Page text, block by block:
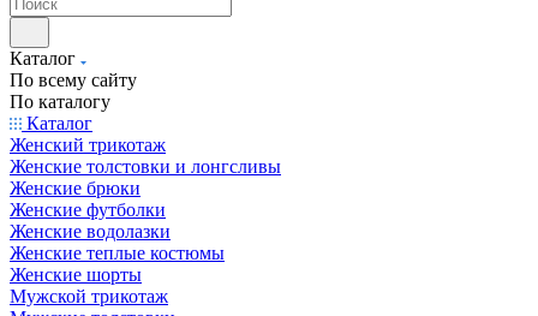
Каталог
По всему сайту
По каталогу
Каталог
Женский трикотаж
Женские толстовки и лонгсливы
Женские брюки
Женские футболки
Женские водолазки
Женские теплые костюмы
Женские шорты
Мужской трикотаж